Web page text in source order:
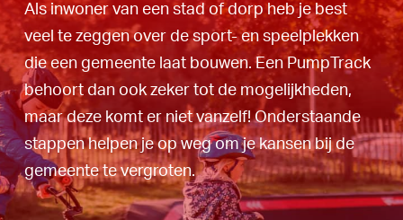
Als inwoner van een stad of dorp heb je best
veel te zeggen over de sport- en speelplekken
die een gemeente laat bouwen. Een PumpTrack
behoort dan ook zeker tot de mogelijkheden,
maar deze komt er niet vanzelf! Onderstaande
stappen helpen je op weg om je kansen bij de
gemeente te vergroten.